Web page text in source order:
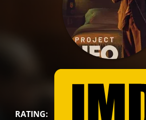
RATING: